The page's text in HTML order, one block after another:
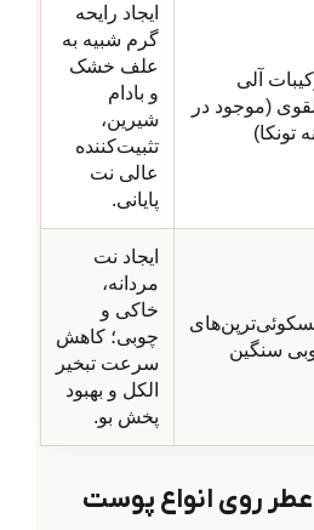
آلی
(موجود در
تونکا)
ایجاد رایحه
گرم شبیه به
علف خشک
و بادام
شیرین،
تثبیت‌کننده
عالی نت
پایانی.
سنگین
ایجاد نت
مردانه،
خاکی و
چوبی؛ کاهش
سرعت تبخیر
الکل و بهبود
پخش بو.
عطر روی انواع پوست